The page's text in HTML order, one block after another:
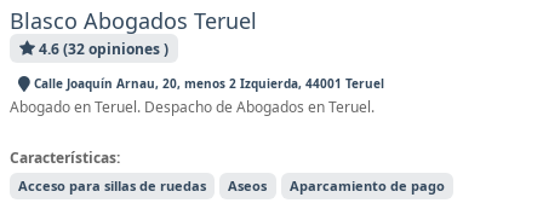
Blasco Abogados Teruel
4.6 (32 opiniones )
Calle Joaquín Arnau, 20, menos 2 Izquierda, 44001 Teruel
Abogado en Teruel. Despacho de Abogados en Teruel.
Características:
Acceso para sillas de ruedas Aseos Aparcamiento de pago